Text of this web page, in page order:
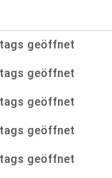
geöffnet
geöffnet
geöffnet
geöffnet
geöffnet